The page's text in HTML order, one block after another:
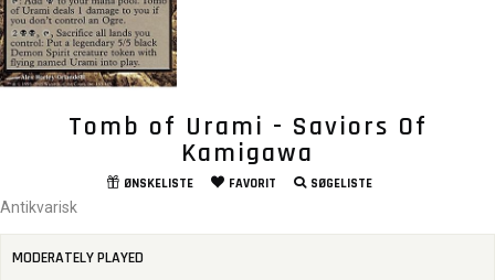
Tomb of Urami - Saviors Of
Kamigawa
ØNSKELISTE FAVORIT SØGELISTE
Antikvarisk
MODERATELY PLAYED